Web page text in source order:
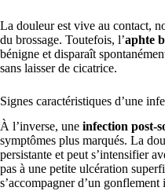
La douleur est vive au contact,
du brossage. Toutefois, l’aphte
bénigne et disparaît
sans laisser de cicatrice.
Signes caractéristiques d’une
À l’inverse, une infection post-
symptômes plus marqués. La
persistante et peut s’intensifier
pas à une petite ulcération
s’accompagner d’un gonflement